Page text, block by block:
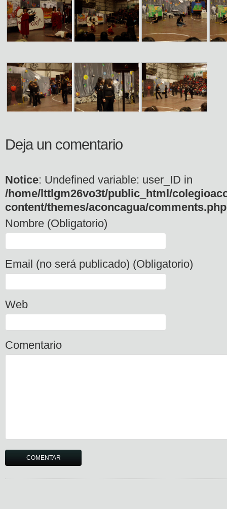
Deja un comentario
Notice: Undefined variable: user_ID in
/home/lttlgm26vo3t/public_html/
content/themes/aconcagua/comments.php
Nombre (Obligatorio)
Email (no será publicado) (Obligatorio)
Web
Comentario